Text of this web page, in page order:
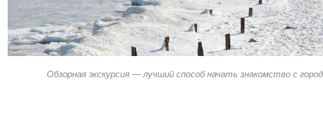
Обзорная экскурсия — лучший способ начать знакомство с